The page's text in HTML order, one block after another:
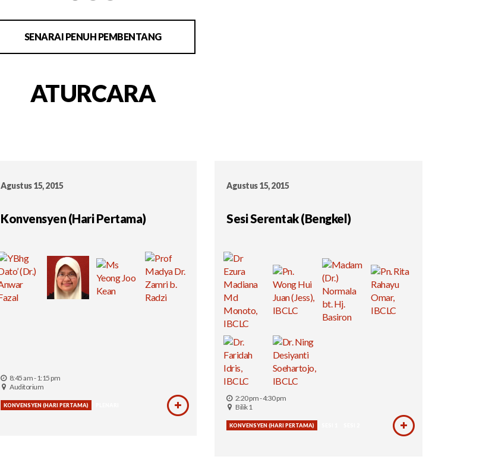
SENARAI PENUH PEMBENTANG
ATURCARA
Agustus 15, 2015
Konvensyen (Hari Pertama)
8:45 am - 1:15 pm
Auditorium
KONVENSYEN (HARI PERTAMA)
Agustus 15, 2015
Sesi Serentak (Bengkel)
2:20 pm - 4:30 pm
Bilik 1
KONVENSYEN (HARI PERTAMA)